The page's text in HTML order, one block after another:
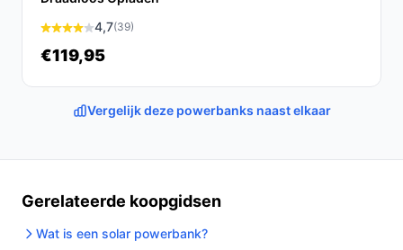
4,7(39)
€119,95
Vergelijk deze powerbanks naast elkaar
Gerelateerde koopgidsen
Wat is een solar powerbank?